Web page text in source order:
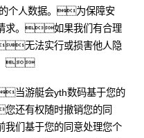
个人数据。为保障安
求。如果我们有合理
无法实行或损害他人隐
。
当游艇会yth数码基于您的
还有权随时撤销您的同
们基于您的同意处理您个